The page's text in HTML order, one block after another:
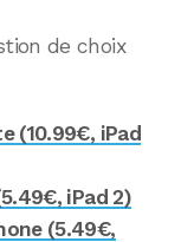
de choix
(10.99€, iPad
iPad 2)
(5.49€,